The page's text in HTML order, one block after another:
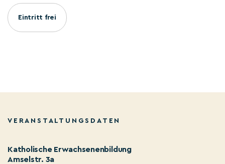
Eintritt frei
VERANSTALTUNGSDATEN
Katholische Erwachsenenbildung
Amselstr. 3a